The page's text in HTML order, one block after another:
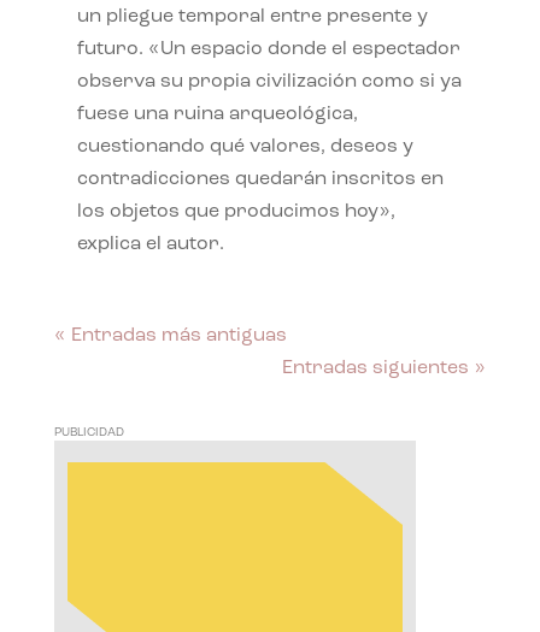
un pliegue temporal entre presente y
futuro. «Un espacio donde el espectador
observa su propia civilización como si ya
fuese una ruina arqueológica,
cuestionando qué valores, deseos y
contradicciones quedarán inscritos en
los objetos que producimos hoy»,
explica el autor.
« Entradas más antiguas
Entradas siguientes »
PUBLICIDAD